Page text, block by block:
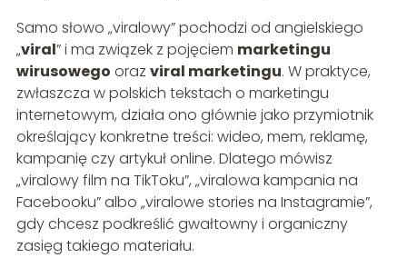
Samo słowo „viralowy” pochodzi od angielskiego
„viral” i ma związek z pojęciem marketingu
wirusowego oraz viral marketingu. W praktyce,
zwłaszcza w polskich tekstach o marketingu
internetowym, działa ono głównie jako przymiotnik
określający konkretne treści: wideo, mem, reklamę,
kampanię czy artykuł online. Dlatego mówisz
„viralowy film na TikToku”, „viralowa kampania na
Facebooku” albo „viralowe stories na Instagramie”,
gdy chcesz podkreślić gwałtowny i organiczny
zasięg takiego materiału.